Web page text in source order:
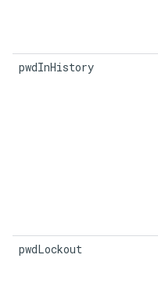
pwdInHistory
pwdLockout